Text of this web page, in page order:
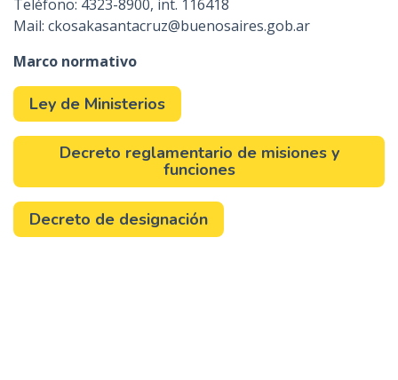
Teléfono: 4323-8900, int. 116418
Mail: ckosakasantacruz@buenosaires.gob.ar
Marco normativo
Ley de Ministerios
Decreto reglamentario de misiones y
funciones
Decreto de designación